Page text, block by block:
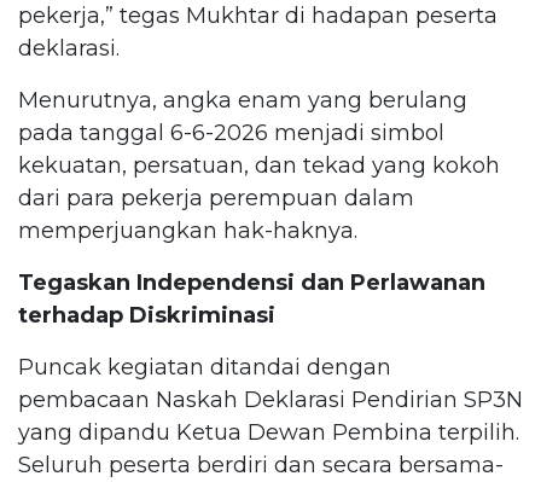
pekerja,” tegas Mukhtar di hadapan peserta
deklarasi.
Menurutnya, angka enam yang berulang
pada tanggal 6-6-2026 menjadi simbol
kekuatan, persatuan, dan tekad yang kokoh
dari para pekerja perempuan dalam
memperjuangkan hak-haknya.
Tegaskan Independensi dan Perlawanan
terhadap Diskriminasi
Puncak kegiatan ditandai dengan
pembacaan Naskah Deklarasi Pendirian SP3N
yang dipandu Ketua Dewan Pembina terpilih.
Seluruh peserta berdiri dan secara bersama-